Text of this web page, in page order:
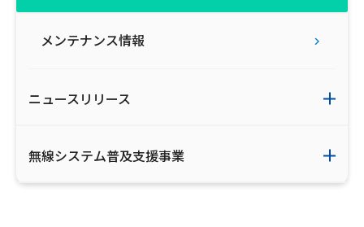
メンテナンス情報
ニュースリリース
無線システム普及支援事業